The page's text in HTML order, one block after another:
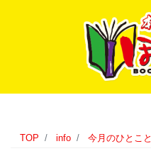
TOP info 今月のひとこと